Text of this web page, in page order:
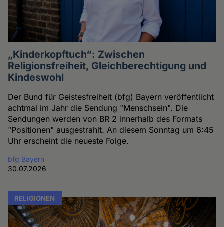
„Kinderkopftuch“: Zwischen
Religionsfreiheit, Gleichberechtigung und
Kindeswohl
Der Bund für Geistesfreiheit (bfg) Bayern veröffentlicht
achtmal im Jahr die Sendung "Menschsein". Die
Sendungen werden von BR 2 innerhalb des Formats
"Positionen" ausgestrahlt. An diesem Sonntag um 6:45
Uhr erscheint die neueste Folge.
bfg Bayern
30.07.2026
RELIGIONEN